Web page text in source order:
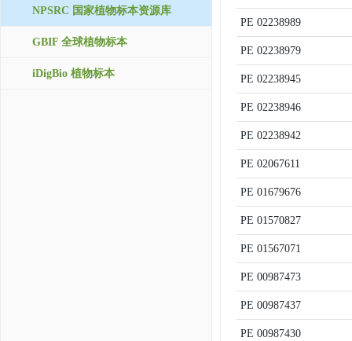
NPSRC 国家植物标本资源库
GBIF 全球植物标本
iDigBio 植物标本
PE 02238989
PE 02238979
PE 02238945
PE 02238946
PE 02238942
PE 02067611
PE 01679676
PE 01570827
PE 01567071
PE 00987473
PE 00987437
PE 00987430